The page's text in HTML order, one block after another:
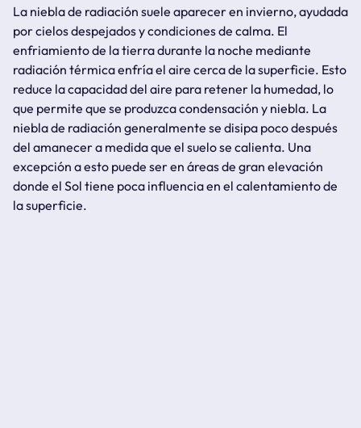
La niebla de radiación suele aparecer en invierno, ayudada
por cielos despejados y condiciones de calma. El
enfriamiento de la tierra durante la noche mediante
radiación térmica enfría el aire cerca de la superficie. Esto
reduce la capacidad del aire para retener la humedad, lo
que permite que se produzca condensación y niebla. La
niebla de radiación generalmente se disipa poco después
del amanecer a medida que el suelo se calienta. Una
excepción a esto puede ser en áreas de gran elevación
donde el Sol tiene poca influencia en el calentamiento de
la superficie.